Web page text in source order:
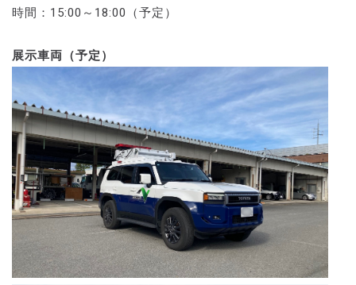
時間：15:00～18:00（予定）
展示車両（予定）